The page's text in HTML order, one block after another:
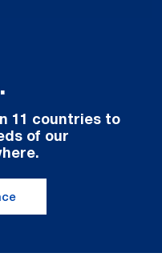
11 countries to
of our